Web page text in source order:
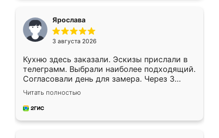
Ярослава
3 августа 2026
Кухню здесь заказали. Эскизы прислали в
телеграмм. Выбрали наиболее подходящий.
Согласовали день для замера. Через 3
недели кухня была уже готова. Остались
довольны работой. Спасибо Ренессанс
мебель за качественную работу!
Читать полностью